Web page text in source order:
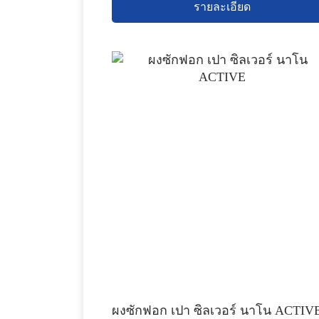
รายละเอียด
ผงซักฟอก เปา ซิลเวอร์ นาโน